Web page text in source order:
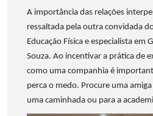
A importância das relações
ressaltada pela outra convidada
Educação Física e especialista em
Souza. Ao incentivar a prática de
como uma companhia é
perca o medo. Procure uma
uma caminhada ou para a